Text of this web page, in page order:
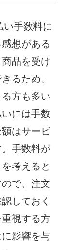
い手数料に
想がある
品を受け
るため、
方も多い
には手数
はサービ
手数料が
考えると
で、注文
しておく
視する方
影響を与